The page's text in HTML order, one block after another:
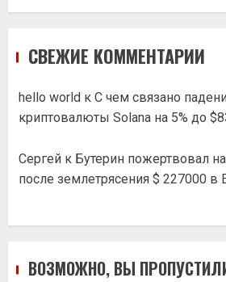
СВЕЖИЕ КОММЕНТАРИИ
hello world к С чем связано
криптовалюты Solana на 5% до
Сергей к Бутерин пожертвовал
после землетрясения $ 227000 в
ВОЗМОЖНО, ВЫ